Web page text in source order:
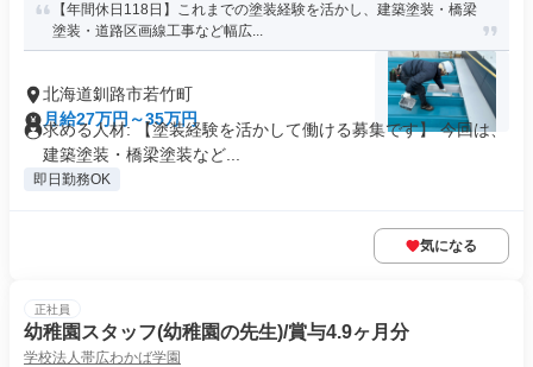
【年間休日118日】これまでの塗装経験を活かし、建築塗装・橋梁
塗装・道路区画線工事など幅広...
北海道釧路市若竹町
月給27万円～35万円
求める人材: 【塗装経験を活かして働ける募集です】 今回は、
建築塗装・橋梁塗装など...
即日勤務OK
気になる
正社員
幼稚園スタッフ(幼稚園の先生)/賞与4.9ヶ月分
学校法人帯広わかば学園